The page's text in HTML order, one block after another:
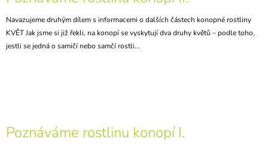
Navazujeme druhým dílem s informacemi o dalších částech konopné rostliny
KVĚT Jak jsme si již řekli, na konopí se vyskytují dva druhy květů – podle toho,
jestli se jedná o samičí nebo samčí rostli...
Poznáváme rostlinu konopí I.